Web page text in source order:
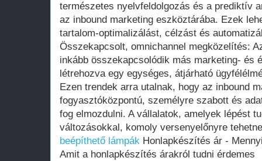
természetes nyelvfeldolgozás és a prediktív
az inbound marketing eszköztárába. Ezek
tartalom-optimalizálást, célzást és
Összekapcsolt, omnichannel megközelítés:
inkább összekapcsolódik más marketing- és
létrehozva egy egységes, átjárható
Ezen trendek arra utalnak, hogy az inbound
fogyasztóközpontú, személyre szabott és
fog elmozdulni. A vállalatok, amelyek lépést
változásokkal, komoly versenyelőnyre
beépíthető lámpák Honlapkészítés ár -
Amit a honlapkészítés árakról tudni érdemes